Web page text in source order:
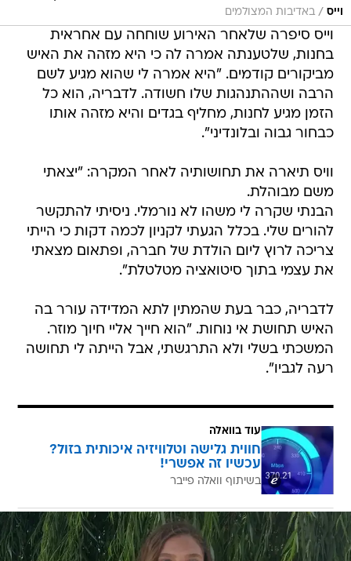
וייס / באדיבות המצולמים
וייס סיפרה שלאחר האירוע שוחחה עם אחראית
בחנות, שלטענתה אמרה לה כי היא מזהה את האיש
מביקורים קודמים. "היא אמרה לי שהוא מגיע לשם
הרבה ושההתנהגות שלו חשודה. לדבריה, הוא כל
הזמן מגיע לחנות, מחליף בגדים והיא מזהה אותו
כבחור גבוה ובלונדיני".
וויס תיארה את תחושותיה לאחר המקרה: "יצאתי
משם מבוהלת.
הבנתי שקרה לי משהו לא נורמלי. ניסיתי להתקשר
להורים שלי. בכלל הגעתי לקניון לכמה דקות כי הייתי
צריכה לרוץ ליום הולדת של חברה, ופתאום מצאתי
את עצמי בתוך סיטואציה מטלטלת".
לדבריה, כבר בעת שהמתין לתא המדידה עורר בה
האיש תחושת אי נוחות. "הוא חייך אליי חיוך מוזר.
המשכתי בשלי ולא התרגשתי, אבל הייתה לי תחושה
רעה לגביו".
עוד בוואלה
חווית גלישה וטלוויזיה איכותית בזול?
עכשיו זה אפשרי!
בשיתוף וואלה פייבר